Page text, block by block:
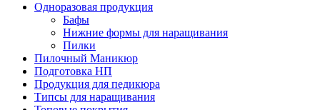
Одноразовая продукция
Бафы
Нижние формы для наращивания
Пилки
Пилочный Маникюр
Подготовка НП
Продукция для педикюра
Типсы для наращивания